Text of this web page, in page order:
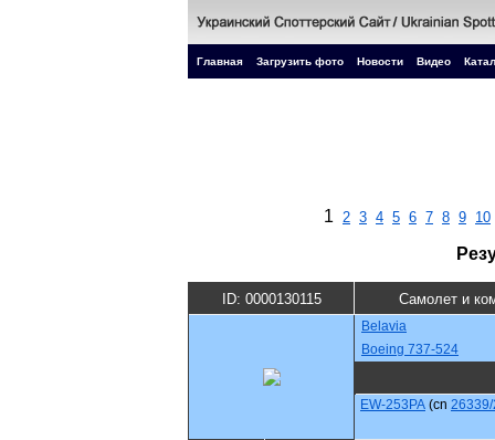
Главная Загрузить фото Новости Видео
1 2 3 4 5 6 7 8 9 10
ID: 0000130115 Самолет и
Belavia
Boeing 737-524
EW-253PA (cn